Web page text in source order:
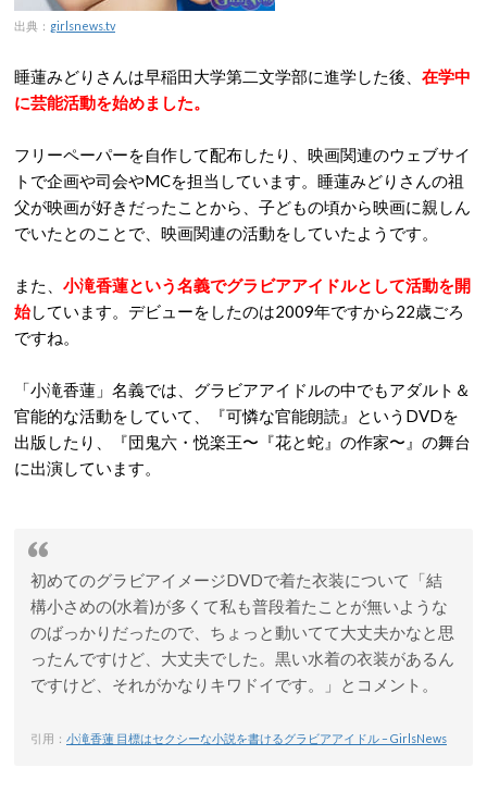
出典： girlsnews.tv
睡蓮みどりさんは早稲田大学第二文学部に進学した後、 在学中
に芸能活動を始めました。
フリーペーパーを自作して配布したり、映画関連のウェブサイ
トで企画や司会やMCを担当しています。睡蓮みどりさんの祖
父が映画が好きだったことから、子どもの頃から映画に親しん
でいたとのことで、映画関連の活動をしていたようです。
また、 小滝香蓮という名義でグラビアアイドルとして活動を開
始しています。デビューをしたのは2009年ですから22歳ごろ
ですね。
「小滝香蓮」名義では、グラビアアイドルの中でもアダルト＆
官能的な活動をしていて、『可憐な官能朗読』というDVDを
出版したり、『団鬼六・悦楽王〜『花と蛇』の作家〜』の舞台
に出演しています。
初めてのグラビアイメージDVDで着た衣装について「結
構小さめの(水着)が多くて私も普段着たことが無いような
のばっかりだったので、ちょっと動いてて大丈夫かなと思
ったんですけど、大丈夫でした。黒い水着の衣装があるん
ですけど、それがかなりキワドイです。」とコメント。
引用： 小滝香蓮 目標はセクシーな小説を書けるグラビアアイドル – GirlsNews